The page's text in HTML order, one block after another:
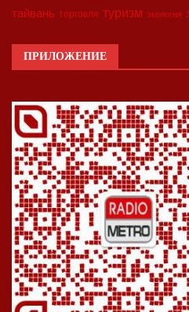
тайвань торговля туризм экология
ПРИЛОЖЕНИЕ